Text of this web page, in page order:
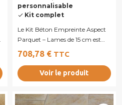
personnalisable
done Kit complet
Le Kit Béton Empreinte Aspect
Parquet – Lames de 15 cm est
une solution complète
permettant de...
708,78 € TTC
Voir le produit